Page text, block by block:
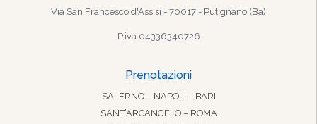
Via San Francesco d'Assisi - 70017 - Putignano (Ba)
P.iva 04336340726
Prenotazioni
SALERNO – NAPOLI – BARI
SANT’ARCANGELO – ROMA